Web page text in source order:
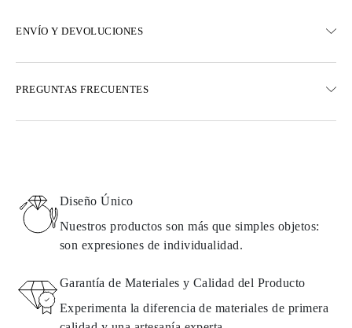
ENVÍO Y DEVOLUCIONES
Opciones de entrega exprés también están disponibles
Detalles sobre métodos de envío, costos y tiempos de entrega se
pueden encontrar en laspreguntas frecuentes sobre la entrega
Todos los productos de Omara se fabrican por encargo según los
requisitos del cliente. Los productos solo pueden devolverse si no
PREGUNTAS FRECUENTES
Diseño Único
Nuestros productos son más que simples objetos:
son expresiones de individualidad.
Garantía de Materiales y Calidad del Producto
Experimenta la diferencia de materiales de primera